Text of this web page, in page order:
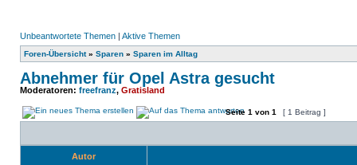
Unbeantwortete Themen | Aktive Themen
Foren-Übersicht» Sparen » Sparen im Alltag
Abnehmer für Opel Astra gesucht
Moderatoren: freefranz, Gratisland
Seite 1 von 1 [ 1 Beitrag ]
Autor